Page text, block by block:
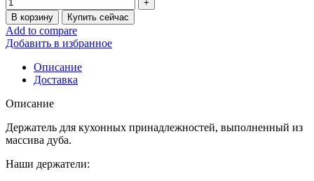
В корзину Купить сейчас
Add to compare
Добавить в избранное
Описание
Доставка
Описание
Держатель для кухонных принадлежностей, выполненный из
массива дуба.
Наши держатели: